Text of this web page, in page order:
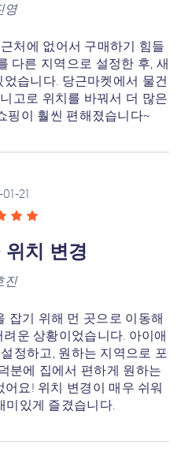
영
처에 없어서 구매하기 힘들
다른 지역으로 설정한 후, 새
습니다. 당근마켓에서 물건
고로 위치를 바꿔서 더 많은
핑이 훨씬 편해졌습니다~
21
치 변경
진
잡기 위해 먼 곳으로 이동해
운 상황이었습니다. 아이애
정하고, 원하는 지역으로 포
분에 집에서 편하게 원하는
요! 위치 변경이 매우 쉬워
미있게 즐겼습니다.